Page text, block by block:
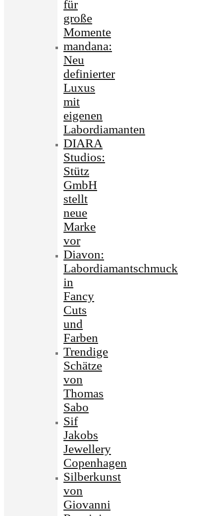
für
große
Momente
mandana:
Neu
definierter
Luxus
mit
eigenen
Labordiamanten
DIARA
Studios:
Stütz
GmbH
stellt
neue
Marke
vor
Diavon:
Labordiamantschmuck
in
Fancy
Cuts
und
Farben
Trendige
Schätze
von
Thomas
Sabo
Sif
Jakobs
Jewellery
Copenhagen
Silberkunst
von
Giovanni